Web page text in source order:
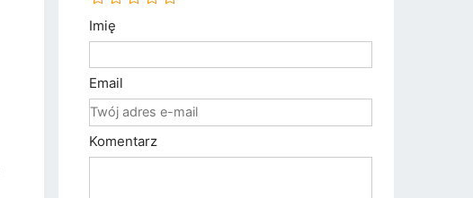
Imię
Email
Komentarz